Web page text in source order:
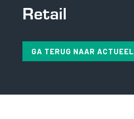
Retail
GA TERUG NAAR ACTUEEL